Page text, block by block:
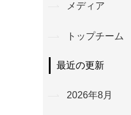
メディア
トップチーム
最近の更新
2026年8月